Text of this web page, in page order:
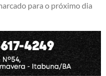
para o próximo dia